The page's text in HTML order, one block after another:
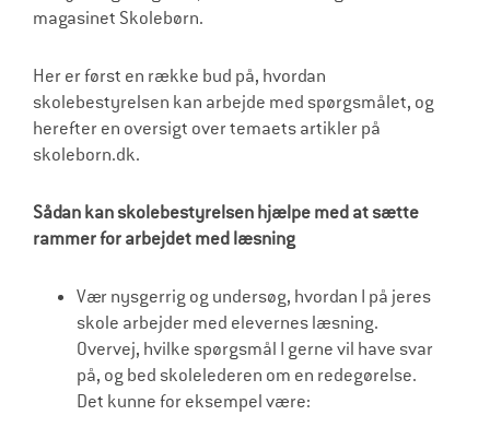
magasinet Skolebørn.
Her er først en række bud på, hvordan
skolebestyrelsen kan arbejde med spørgsmålet, og
herefter en oversigt over temaets artikler på
skoleborn.dk.
Sådan kan skolebestyrelsen hjælpe med at sætte
rammer for arbejdet med læsning
Vær nysgerrig og undersøg, hvordan I på jeres
skole arbejder med elevernes læsning.
Overvej, hvilke spørgsmål I gerne vil have svar
på, og bed skolelederen om en redegørelse.
Det kunne for eksempel være: